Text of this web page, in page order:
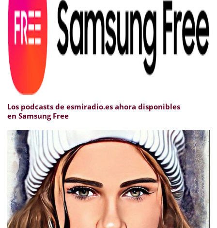
Los podcasts de esmiradio.es ahora disponibles
en Samsung Free